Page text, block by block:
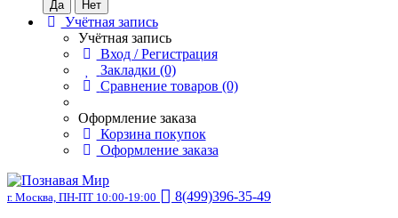
Учётная запись
Учётная запись
Вход / Регистрация
Закладки (0)
Сравнение товаров (0)
Оформление заказа
Корзина покупок
Оформление заказа
г. Москва, ПН-ПТ 10:00-19:00
8(499)396-35-49